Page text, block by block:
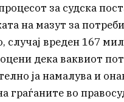
за судска
на мазут за
случај вреден 167
дека ваквиот
ја намалува и
граѓаните во